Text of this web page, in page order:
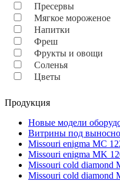
Пресервы
Мягкое мороженое
Напитки
Фреш
Фрукты и овощи
Соленья
Цветы
Продукция
Новые модели
Витрины под
Missouri enigma MC
Missouri enigma MK
Missouri cold diamond
Missouri cold diamond